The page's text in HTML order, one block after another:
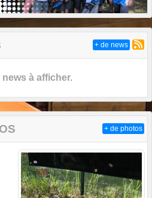
à afficher.
+ de news
+ de photos